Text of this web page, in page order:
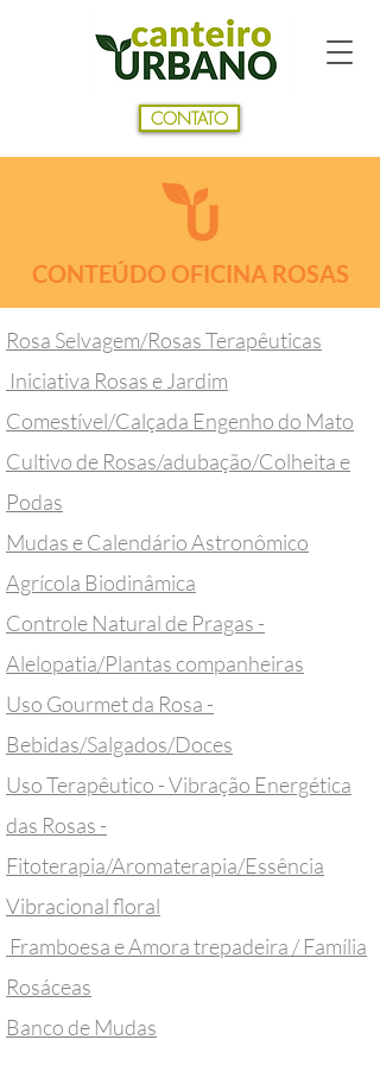
CONTATO
CONTEÚDO OFICINA ROSAS
Rosa Selvagem/Rosas Terapêuticas
Iniciativa Rosas e Jardim
Comestível/Calçada Engenho do Mato
Cultivo de Rosas/adubação/Colheita e
Podas
Mudas e Calendário Astronômico
Agrícola Biodinâmica
Controle Natural de Pragas -
Alelopatia/Plantas companheiras
Uso Gourmet da Rosa -
Bebidas/Salgados/Doces
Uso Terapêutico - Vibração Energética
das Rosas -
Fitoterapia/Aromaterapia/Essência
Vibracional floral
Framboesa e Amora trepadeira / Família
Rosáceas
Banco de Mudas